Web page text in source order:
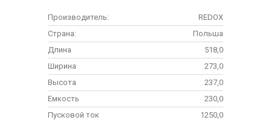
Производитель:
REDOX
Страна:
Польша
Длина
518,0
Ширина
273,0
Высота
237,0
Емкость
230,0
Пусковой ток
1250,0